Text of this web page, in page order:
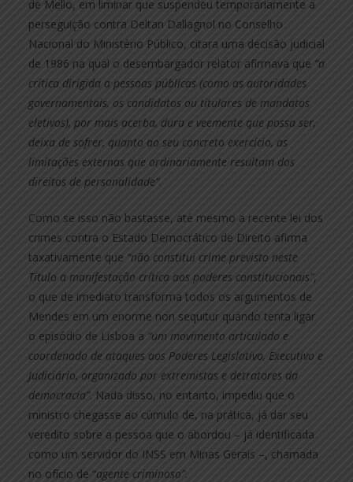
de Mello, em liminar que suspendeu temporariamente a
perseguição contra Deltan Dallagnol no Conselho
Nacional do Ministério Público, citara uma decisão judicial
de 1986 na qual o desembargador relator afirmava que “a
crítica dirigida a pessoas públicas (como as autoridades
governamentais, os candidatos ou titulares de mandatos
eletivos), por mais acerba, dura e veemente que possa ser,
deixa de sofrer, quanto ao seu concreto exercício, as
limitações externas que ordinariamente resultam dos
direitos de personalidade”.
Como se isso não bastasse, até mesmo a recente lei dos
crimes contra o Estado Democrático de Direito afirma
taxativamente que “não constitui crime previsto neste
Título a manifestação crítica aos poderes constitucionais”,
o que de imediato transforma todos os argumentos de
Mendes em um enorme non sequitur quando tenta ligar
o episódio de Lisboa a “um movimento articulado e
coordenado de ataques aos Poderes Legislativo, Executivo e
Judiciário, organizado por extremistas e detratores da
democracia”. Nada disso, no entanto, impediu que o
ministro chegasse ao cúmulo de, na prática, já dar seu
veredito sobre a pessoa que o abordou – já identificada
como um servidor do INSS em Minas Gerais –, chamada
no ofício de “agente criminoso”.